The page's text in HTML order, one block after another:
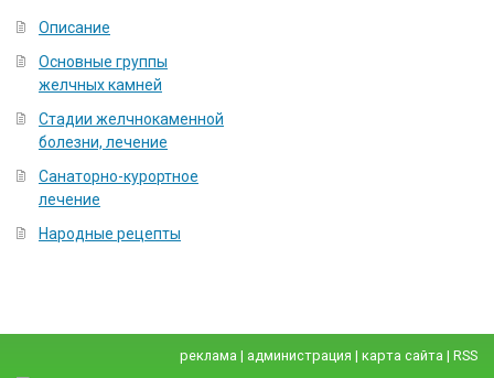
Описание
Основные группы
желчных камней
Стадии желчнокаменной
болезни, лечение
Санаторно-курортное
лечение
Народные рецепты
реклама | администрация | карта сайта | RSS